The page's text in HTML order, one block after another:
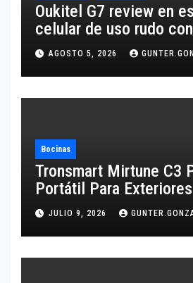
Oukitel G7 review en
celular de uso rudo
10,600 mAh
AGOSTO 5, 2026
Bocinas
Tronsmart Mirtune C3
Portátil Para Exteriores
JULIO 9, 2026